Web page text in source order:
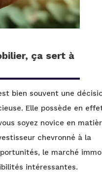
ça sert à
bien souvent une
Elle possède en
soyez novice en
chevronné à la
le marché
intéressantes.